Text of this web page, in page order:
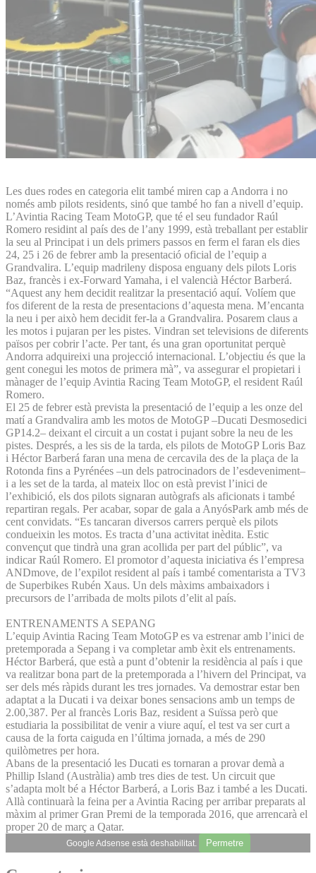
Les dues rodes en categoria elit també miren cap a Andorra i no
només amb pilots residents, sinó que també ho fan a nivell d’equip.
L’Avintia Racing Team MotoGP, que té el seu fundador Raúl
Romero residint al país des de l’any 1999, està treballant per establir
la seu al Principat i un dels primers passos en ferm el faran els dies
24, 25 i 26 de febrer amb la presentació oficial de l’equip a
Grandvalira. L’equip madrileny disposa enguany dels pilots Loris
Baz, francès i ex-Forward Yamaha, i el valencià Héctor Barberá.
“Aquest any hem decidit realitzar la presentació aquí. Volíem que
fos diferent de la resta de presentacions d’aquesta mena. M’encanta
la neu i per això hem decidit fer-la a Grandvalira. Posarem claus a
les motos i pujaran per les pistes. Vindran set televisions de diferents
països per cobrir l’acte. Per tant, és una gran oportunitat perquè
Andorra adquireixi una projecció internacional. L’objectiu és que la
gent conegui les motos de primera mà”, va assegurar el propietari i
mànager de l’equip Avintia Racing Team MotoGP, el resident Raúl
Romero.
El 25 de febrer està prevista la presentació de l’equip a les onze del
matí a Grandvalira amb les motos de MotoGP –Ducati Desmosedici
GP14.2– deixant el circuit a un costat i pujant sobre la neu de les
pistes. Després, a les sis de la tarda, els pilots de MotoGP Loris Baz
i Héctor Barberá faran una mena de cercavila des de la plaça de la
Rotonda fins a Pyrénées –un dels patrocinadors de l’esdeveniment–
i a les set de la tarda, al mateix lloc on està previst l’inici de
l’exhibició, els dos pilots signaran autògrafs als aficionats i també
repartiran regals. Per acabar, sopar de gala a AnyósPark amb més de
cent convidats. “Es tancaran diversos carrers perquè els pilots
condueixin les motos. Es tracta d’una activitat inèdita. Estic
convençut que tindrà una gran acollida per part del públic”, va
indicar Raúl Romero. El promotor d’aquesta iniciativa és l’empresa
ANDmove, de l’expilot resident al país i també comentarista a TV3
de Superbikes Rubén Xaus. Un dels màxims ambaixadors i
precursors de l’arribada de molts pilots d’elit al país.
ENTRENAMENTS A SEPANG
L’equip Avintia Racing Team MotoGP es va estrenar amb l’inici de
pretemporada a Sepang i va completar amb èxit els entrenaments.
Héctor Barberá, que està a punt d’obtenir la residència al país i que
va realitzar bona part de la pretemporada a l’hivern del Principat, va
ser dels més ràpids durant les tres jornades. Va demostrar estar ben
adaptat a la Ducati i va deixar bones sensacions amb un temps de
2.00,387. Per al francès Loris Baz, resident a Suïssa però que
estudiaria la possibilitat de venir a viure aquí, el test va ser curt a
causa de la forta caiguda en l’última jornada, a més de 290
quilòmetres per hora.
Abans de la presentació les Ducati es tornaran a provar demà a
Phillip Island (Austràlia) amb tres dies de test. Un circuit que
s’adapta molt bé a Héctor Barberá, a Loris Baz i també a les Ducati.
Allà continuarà la feina per a Avintia Racing per arribar preparats al
màxim al primer Gran Premi de la temporada 2016, que arrencarà el
proper 20 de març a Qatar.
Google Adsense està deshabilitat. Permetre